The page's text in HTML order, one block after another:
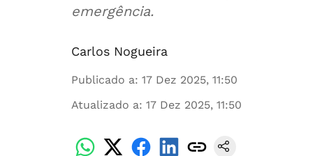
emergência.
Carlos Nogueira
Publicado a: 17 Dez 2025, 11:50
Atualizado a: 17 Dez 2025, 11:50